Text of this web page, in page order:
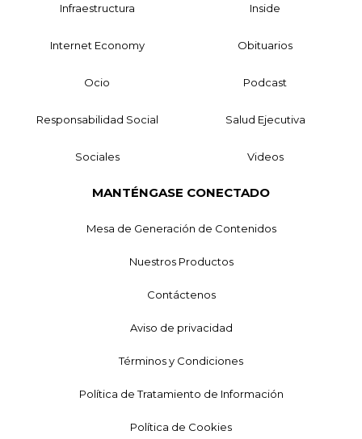
Infraestructura Inside
Internet Economy Obituarios
Ocio Podcast
Responsabilidad Social Salud Ejecutiva
Sociales Videos
MANTÉNGASE CONECTADO
Mesa de Generación de Contenidos
Nuestros Productos
Contáctenos
Aviso de privacidad
Términos y Condiciones
Política de Tratamiento de Información
Política de Cookies